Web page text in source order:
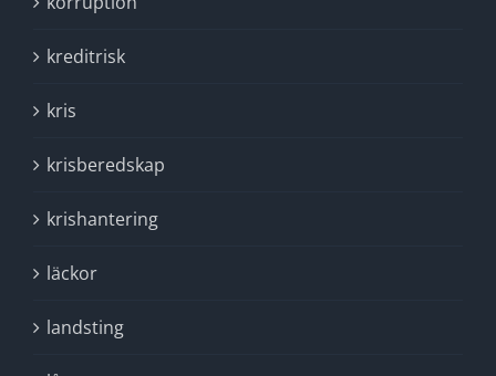
kreditrisk
kris
krisberedskap
krishantering
läckor
landsting